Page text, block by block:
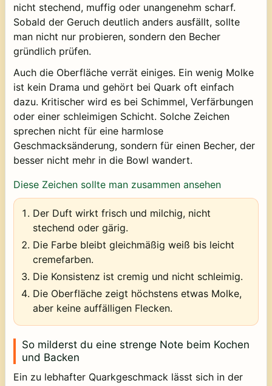
nicht stechend, muffig oder unangenehm scharf.
Sobald der Geruch deutlich anders ausfällt, sollte
man nicht nur probieren, sondern den Becher
gründlich prüfen.
Auch die Oberfläche verrät einiges. Ein wenig Molke
ist kein Drama und gehört bei Quark oft einfach
dazu. Kritischer wird es bei Schimmel, Verfärbungen
oder einer schleimigen Schicht. Solche Zeichen
sprechen nicht für eine harmlose
Geschmacksänderung, sondern für einen Becher, der
besser nicht mehr in die Bowl wandert.
Diese Zeichen sollte man zusammen ansehen
Der Duft wirkt frisch und milchig, nicht
stechend oder gärig.
Die Farbe bleibt gleichmäßig weiß bis leicht
cremefarben.
Die Konsistenz ist cremig und nicht schleimig.
Die Oberfläche zeigt höchstens etwas Molke,
aber keine auffälligen Flecken.
So milderst du eine strenge Note beim Kochen
und Backen
Ein zu lebhafter Quarkgeschmack lässt sich in der